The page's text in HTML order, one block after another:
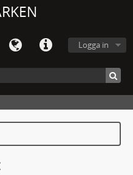
Logga in